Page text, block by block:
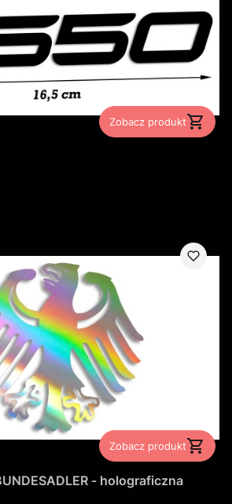
Zobacz produkt
Zobacz produkt
- holograficzna